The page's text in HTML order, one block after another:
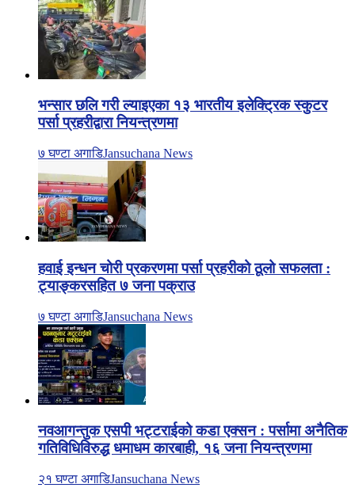
भन्सार छलि गरी ल्याइएका १३ भारतीय इलेक्ट्रिक स्कुटर
पर्सा प्रहरीद्वारा नियन्त्रणमा
७ घण्टा अगाडिJansuchana News
हवाई इन्धन चोरी प्रकरणमा पर्सा प्रहरीको ठूलो सफलता :
ट्याङ्करसहित ७ जना पक्राउ
७ घण्टा अगाडिJansuchana News
नवआगन्तुक एसपी भट्टराईको कडा एक्सन : पर्सामा अनैतिक
गतिविधिविरुद्ध धमाधम कारबाही, १६ जना नियन्त्रणमा
२१ घण्टा अगाडिJansuchana News